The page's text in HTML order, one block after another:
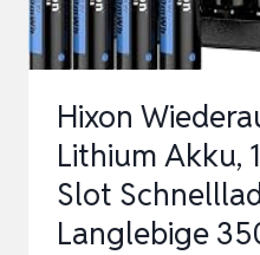
&
Hixon
Lithium Akku,
Slot
Langlebige